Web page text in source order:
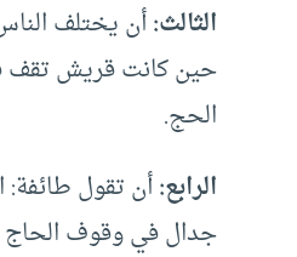
الثالث:أن يختلف
حين كانت قريش تقف
الحج.
الرابع:أن تقول طائفة:
جدال في وقوف الحاج